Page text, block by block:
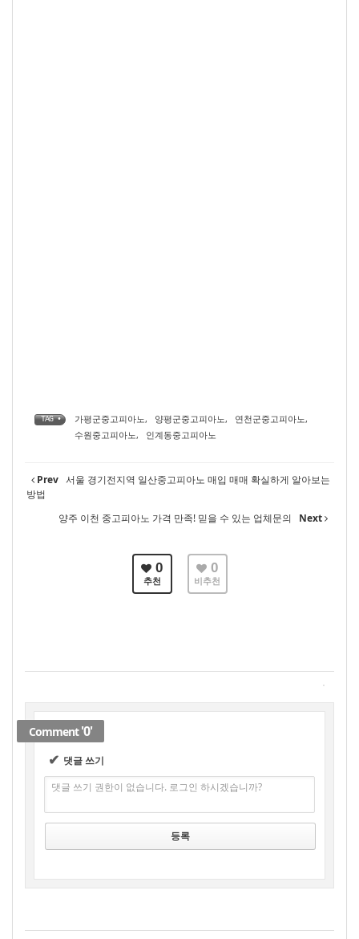
TAG • 가평군중고피아노, 양평군중고피아노, 연천군중고피아노,
수원중고피아노, 인계동중고피아노
Prev 서울 경기전지역 일산중고피아노 매입 매매 확실하게 알아보는
방법
양주 이천 중고피아노 가격 만족! 믿을 수 있는 업체문의
Next
0
추천
0
비추천
✔ 댓글 쓰기
댓글 쓰기 권한이 없습니다. 로그인 하시겠습니까?
Comment'0'